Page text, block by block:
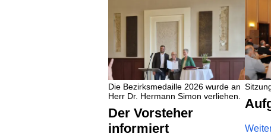
Die Bezirksmedaille 2026 wurde an
Herr Dr. Hermann Simon verliehen.
Der Vorsteher
informiert